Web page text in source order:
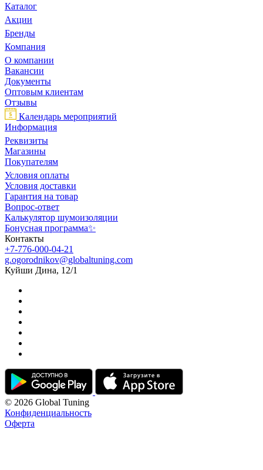
Каталог
Акции
Бренды
Компания
О компании
Вакансии
Документы
Оптовым клиентам
Отзывы
Календарь мероприятий
Информация
Реквизиты
Магазины
Покупателям
Условия оплаты
Условия доставки
Гарантия на товар
Вопрос-ответ
Калькулятор шумоизоляции
Бонусная программа✨
Контакты
+7-776-000-04-21
g.ogorodnikov@globaltuning.com
Куйши Дина, 12/1
© 2026 Global Tuning
Конфиденциальность
Оферта